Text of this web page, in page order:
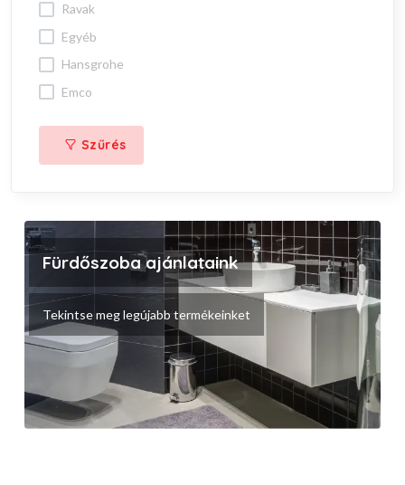
ravak
egyéb
hansgrohe
emco
Szűrés
Fürdőszoba ajánlataink
Tekintse meg legújabb termékeinket